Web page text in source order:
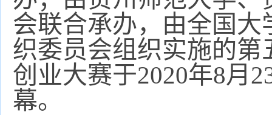
会联合承办，由全国
织委员会组织实施的
创业大赛于2020年8月
幕。